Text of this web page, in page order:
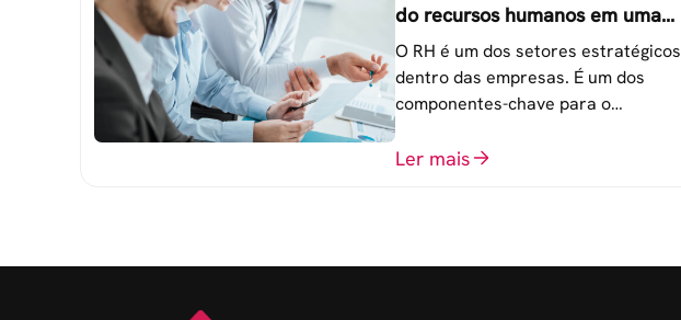
do recursos humanos em uma
empresa
O RH é um dos setores estratégicos
dentro das empresas. É um dos
componentes-chave para o
atingimento das metas
organizacionais.
Ler mais